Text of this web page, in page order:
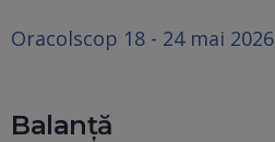
Oracolscop 18 - 24 mai 2026
Balanță